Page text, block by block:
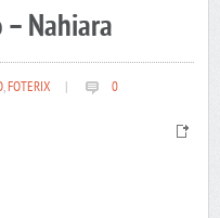
– Nahiara
,FOTERIX 0